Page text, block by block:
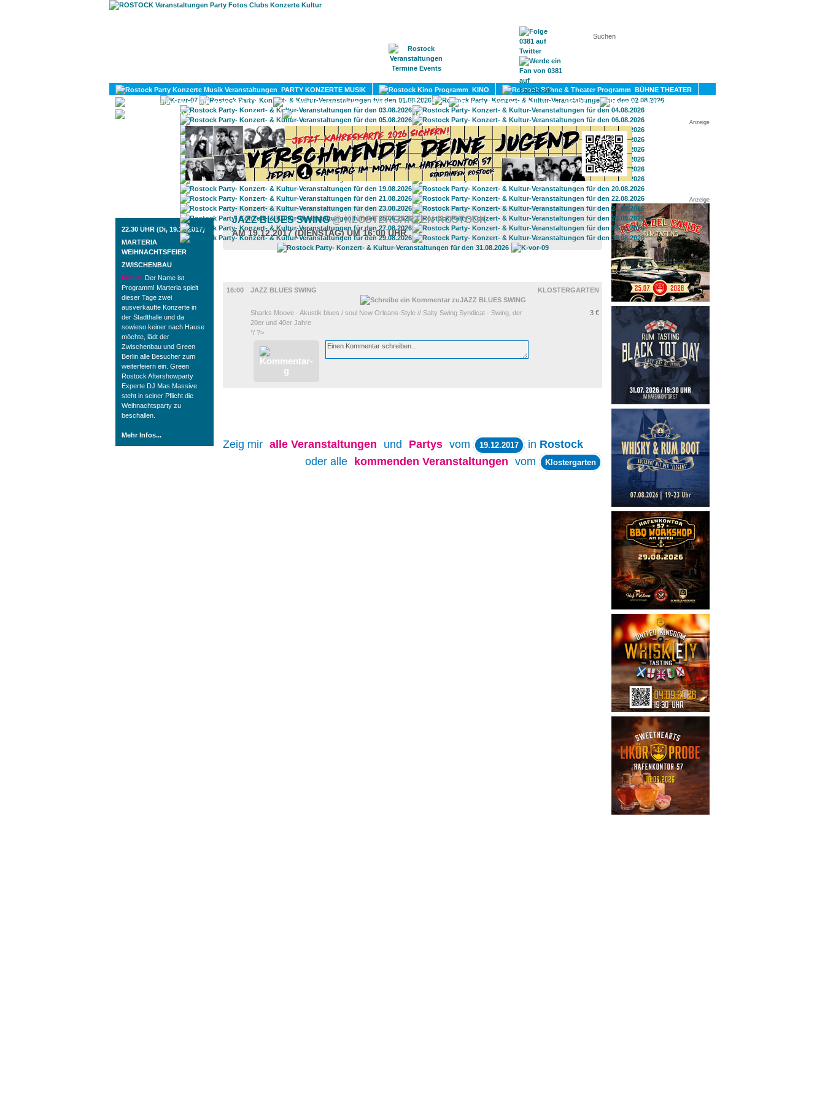
KONTAKT
PARTY KONZERTE MUSIK KINO
BÜHNE THEATER
KULTUR
LITERATUR SPORT
DIVERSES
UMLAND
Anzeige
ROSTOCK TAGESTIPP
22.30 UHR (Di, 19.12.2017)
MARTERIA
WEIHNACHTSFEIER
ZWISCHENBAU
MUSIK Der Name ist
Programm! Marteria spielt
dieser Tage zwei
ausverkaufte Konzerte in
der Stadthalle und da
sowieso keiner nach Hause
möchte, lädt der
Zwischenbau und Green
Berlin alle Besucher zum
weiterfeiern ein. Green
Rostock Aftershowparty
Experte DJ Mas Massive
steht in seiner Pflicht die
Weihnachtsparty zu
beschallen.
Mehr Infos...
Anzeige
JAZZ BLUES SWING@ KLOSTERGARTEN ROSTOCK
AM 19.12.2017 (DIENSTAG) UM 16:00 UHR
16:00
JAZZ BLUES SWING KLOSTERGARTEN
Sharks Moove - Akustik blues / soul New Orleans-Style // Salty Swing Syndicat - Swing, der
20er und 40er Jahre
*/ ?>
3 €
Zeig mir alle Veranstaltungen und Partys vom 19.12.2017 in Rostock
oder alle
kommenden Veranstaltungen vom Klostergarten